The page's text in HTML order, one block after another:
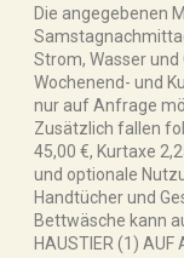
Die angegebenen
Strom, Wasser
Wochenend- und
nur auf Anfrage
Zusätzlich fallen
45,00 €, Kurtaxe
und optionale
Handtücher und
Bettwäsche kann
HAUSTIER (1) AUF